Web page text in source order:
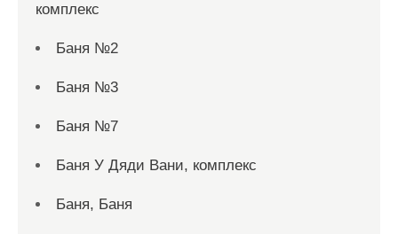
комплекс
Баня №2
Баня №3
Баня №7
Баня У Дяди Вани, комплекс
Баня, Баня